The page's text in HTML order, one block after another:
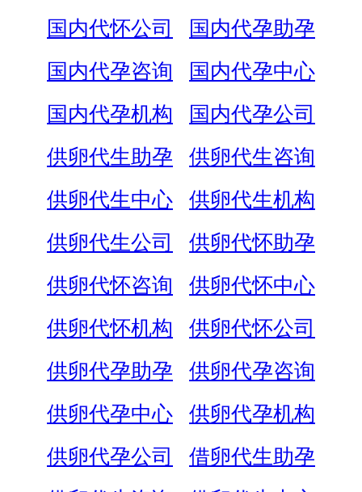
国内代怀公司
国内代孕助孕
国内代孕咨询
国内代孕中心
国内代孕机构
国内代孕公司
供卵代生助孕
供卵代生咨询
供卵代生中心
供卵代生机构
供卵代生公司
供卵代怀助孕
供卵代怀咨询
供卵代怀中心
供卵代怀机构
供卵代怀公司
供卵代孕助孕
供卵代孕咨询
供卵代孕中心
供卵代孕机构
供卵代孕公司
借卵代生助孕